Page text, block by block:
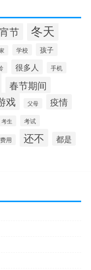
节 冬天
学校 孩子
很多人 手机
春节期间
戏 父母 疫情
考生 考试
费用 还不 都是